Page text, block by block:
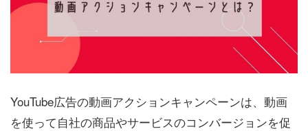
YouTube広告の動画アクションキャンペーンは、動画
を使って自社の商品やサービスのコンバージョンを促